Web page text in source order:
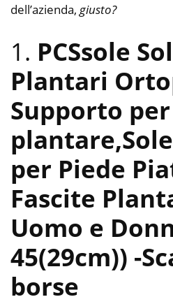
dell’azienda, giusto?
1. PCSsole
Plantari
Supporto
per Piede
Fascite
Uomo e
45(29cm)) -
borse